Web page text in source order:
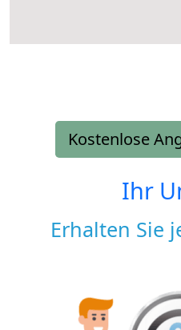
Kostenlose
Ihr
Erhalten Sie